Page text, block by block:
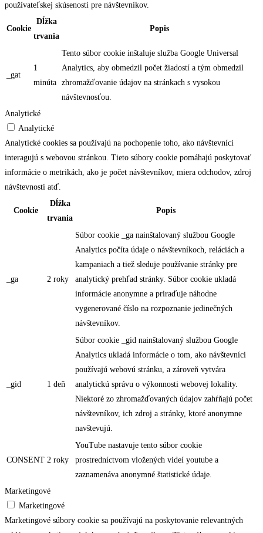
používateľskej skúsenosti pre návštevníkov.
Cookie
Dĺžka
trvania
Popis
_gat
1
minúta
Tento súbor cookie inštaluje služba Google Universal
Analytics, aby obmedzil počet žiadostí a tým obmedzil
zhromažďovanie údajov na stránkach s vysokou
návštevnosťou.
Analytické
Analytické
Analytické cookies sa používajú na pochopenie toho, ako návštevníci
interagujú s webovou stránkou. Tieto súbory cookie pomáhajú poskytovať
informácie o metrikách, ako je počet návštevníkov, miera odchodov, zdroj
návštevnosti atď.
Cookie
Dĺžka
trvania
Popis
_ga 2 roky
Súbor cookie _ga nainštalovaný službou Google
Analytics počíta údaje o návštevníkoch, reláciách a
kampaniach a tiež sleduje používanie stránky pre
analytický prehľad stránky. Súbor cookie ukladá
informácie anonymne a priraďuje náhodne
vygenerované číslo na rozpoznanie jedinečných
návštevníkov.
_gid 1 deň
Súbor cookie _gid nainštalovaný službou Google
Analytics ukladá informácie o tom, ako návštevníci
používajú webovú stránku, a zároveň vytvára
analytickú správu o výkonnosti webovej lokality.
Niektoré zo zhromažďovaných údajov zahŕňajú počet
návštevníkov, ich zdroj a stránky, ktoré anonymne
navštevujú.
CONSENT 2 roky
YouTube nastavuje tento súbor cookie
prostredníctvom vložených videí youtube a
zaznamenáva anonymné štatistické údaje.
Marketingové
Marketingové
Marketingové súbory cookie sa používajú na poskytovanie relevantných